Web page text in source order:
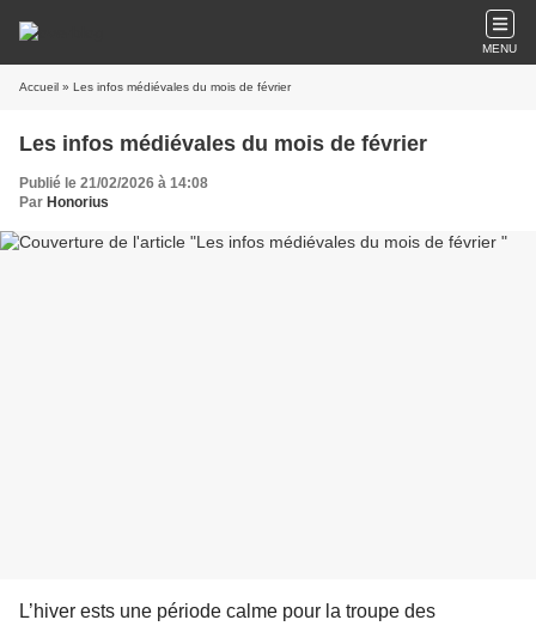
MENU
Accueil » Les infos médiévales du mois de février
Les infos médiévales du mois de février
Publié le 21/02/2026 à 14:08
Par Honorius
L’hiver ests une période calme pour la troupe des